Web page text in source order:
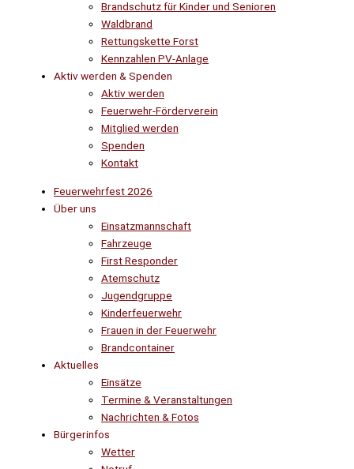
Brandschutz für Kinder und Senioren
Waldbrand
Rettungskette Forst
Kennzahlen PV-Anlage
Aktiv werden & Spenden
Aktiv werden
Feuerwehr-Förderverein
Mitglied werden
Spenden
Kontakt
Feuerwehrfest 2026
Über uns
Einsatzmannschaft
Fahrzeuge
First Responder
Atemschutz
Jugendgruppe
Kinderfeuerwehr
Frauen in der Feuerwehr
Brandcontainer
Aktuelles
Einsätze
Termine & Veranstaltungen
Nachrichten & Fotos
Bürgerinfos
Wetter